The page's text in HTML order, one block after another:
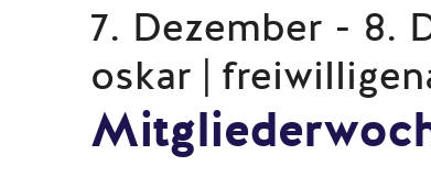
7. Dezember - 8.
oskar |